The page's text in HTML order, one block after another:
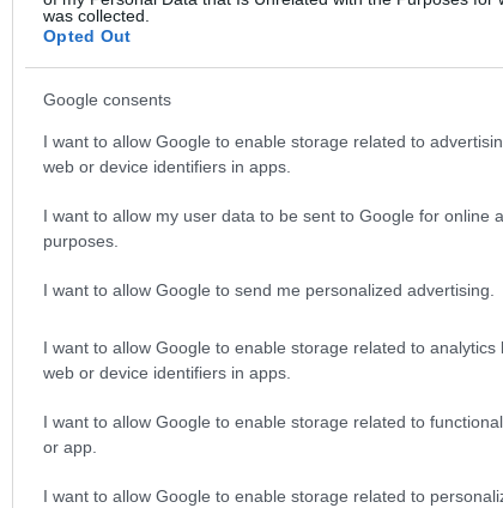
was collected.
Opted Out
Google consents
I want to allow Google to enable storage related to
web or device identifiers in apps.
I want to allow my user data to be sent to Google for online
purposes.
I want to allow Google to send me personalized advertising.
I want to allow Google to enable storage related to analytics
web or device identifiers in apps.
I want to allow Google to enable storage related to
or app.
I want to allow Google to enable storage related to